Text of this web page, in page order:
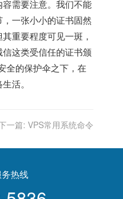
需要注意。我们不能
一张小小的证书固然
重要程度可见一斑，
这类受信任的证书颁
全的保护伞之下，在
活。
一篇: VPS常用系统命令
热线